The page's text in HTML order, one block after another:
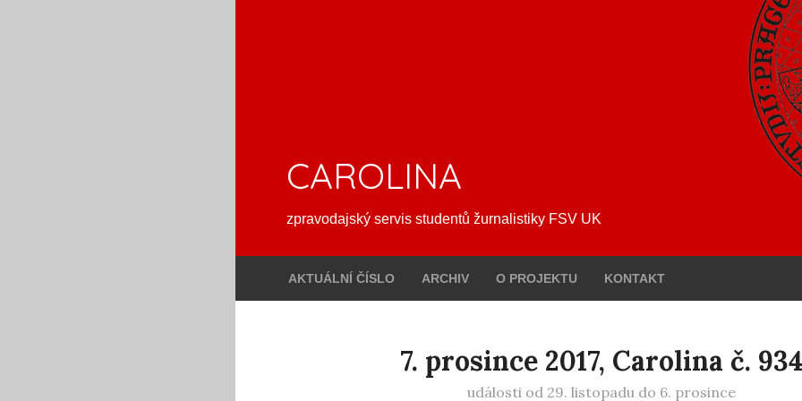
CAROLINA
zpravodajský servis studentů žurnalistiky FSV UK
AKTUÁLNÍ ČÍSLO ARCHIV O PROJEKTU KONTAKT
7. prosince 2017, Carolina č. 934
události od 29. listopadu do 6. prosince